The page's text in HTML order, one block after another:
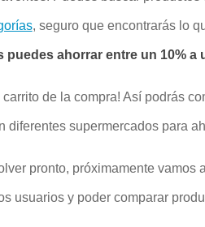
, seguro que encontrarás lo
puedes ahorrar entre un 10% a
carrito de la compra! Así podrás
diferentes supermercados para
pronto, próximamente
usuarios y poder comparar